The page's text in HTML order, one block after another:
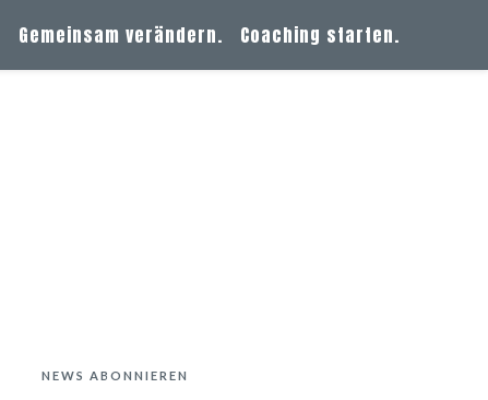
Gemeinsam verändern. Coaching starten.
NEWS ABONNIEREN